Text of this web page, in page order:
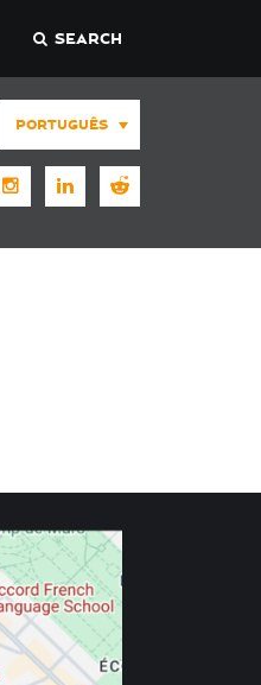
SEARCH
PORTUGUÊS